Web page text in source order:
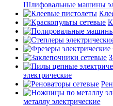
Шлифовальные машины
электрические
металлу электрические